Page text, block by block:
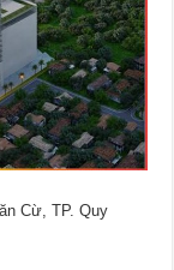
Cừ, TP. Quy